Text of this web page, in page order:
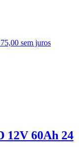
sem juros
12V 60Ah 24